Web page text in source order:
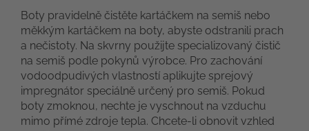
Boty pravidelně čistěte kartáčkem na semiš nebo
měkkým kartáčkem na boty, abyste odstranili prach
a nečistoty. Na skvrny použijte specializovaný čistič
na semiš podle pokynů výrobce. Pro zachování
vodoodpudivých vlastností aplikujte sprejový
impregnátor speciálně určený pro semiš. Pokud
boty zmoknou, nechte je vyschnout na vzduchu
mimo přímé zdroje tepla. Chcete-li obnovit vzhled